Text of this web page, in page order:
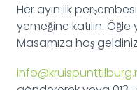
Her ayın ilk
yemeğine katılın.
Masamıza hoş